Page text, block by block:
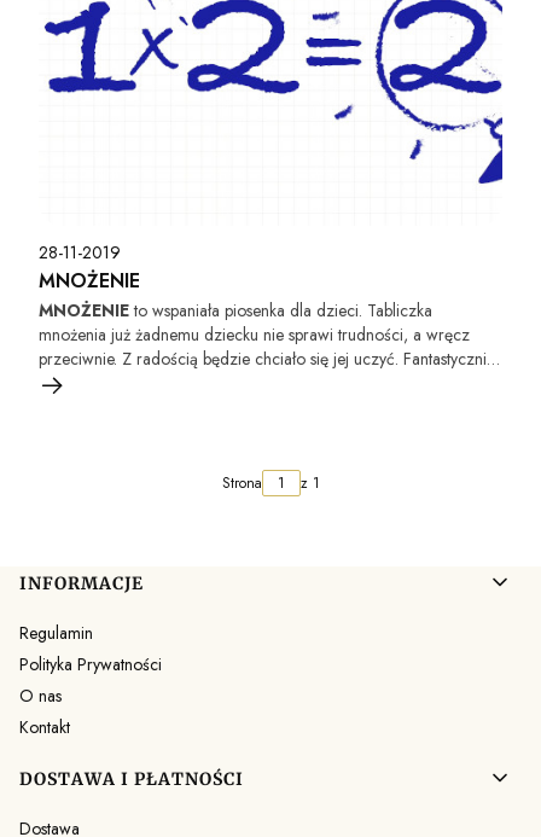
28-11-2019
MNOŻENIE
MNOŻENIEto wspaniała piosenka dla dzieci. Tabliczka
mnożenia już żadnemu dziecku nie sprawi trudności, a wręcz
przeciwnie. Z radością będzie chciało się jej uczyć. Fantastycznie
dobrane rymy do wyników działań pomagają najmłodszym
Strona z 1
Linki w stopce
INFORMACJE
Regulamin
Polityka Prywatności
O nas
Kontakt
DOSTAWA I PŁATNOŚCI
Dostawa